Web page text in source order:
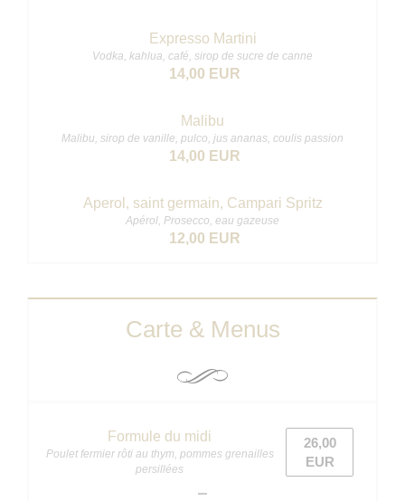
Expresso Martini
Vodka, kahlua, café, sirop de sucre de canne
14,00 EUR
Malibu
Malibu, sirop de vanille, pulco, jus ananas, coulis passion
14,00 EUR
Aperol, saint germain, Campari Spritz
Apérol, Prosecco, eau gazeuse
12,00 EUR
Carte & Menus
Formule du midi
Poulet fermier rôti au thym, pommes grenailles
persillées
26,00
EUR